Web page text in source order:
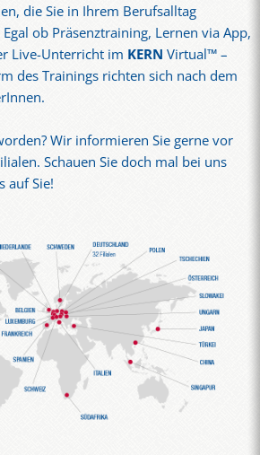
die Sie in Ihrem Berufsalltag
ob Präsenztraining, Lernen via App,
Live-Unterricht im KERN Virtual™ –
des Trainings richten sich nach dem
Wir informieren Sie gerne vor
Schauen Sie doch mal bei uns
auf Sie!